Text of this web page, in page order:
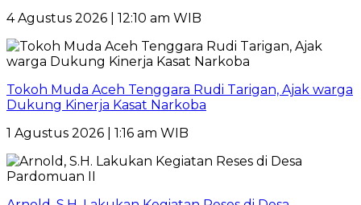
4 Agustus 2026 | 12:10 am WIB
Tokoh Muda Aceh Tenggara Rudi Tarigan, Ajak warga
Dukung Kinerja Kasat Narkoba
1 Agustus 2026 | 1:16 am WIB